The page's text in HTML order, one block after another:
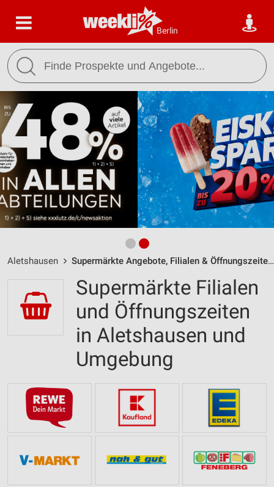
Berlin
Aletshausen Supermärkte Angebote, Filialen & Öffnungszeiten
Supermärkte Filialen
und Öffnungszeiten
in Aletshausen und
Umgebung